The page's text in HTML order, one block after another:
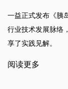
一益正式发布《胰
行业技术发展脉络
享了实践见解。
阅读更多